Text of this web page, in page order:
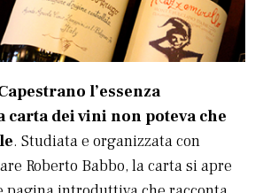
l’essenza
carta dei vini non poteva che
. Studiata e organizzata con
Roberto Babbo, la carta si apre